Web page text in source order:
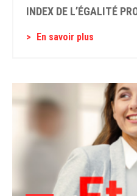
INDEX DE L’ÉGALITÉ
En savoir plus